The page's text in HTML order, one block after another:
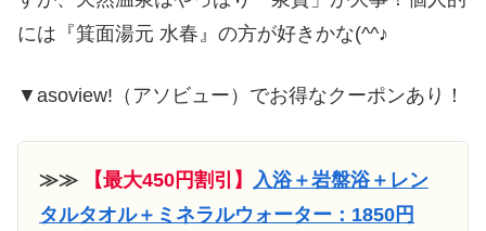
には『箕面湯元 水春』の方が好きかな(^^♪
▼asoview!（アソビュー）でお得なクーポンあり！
≫≫ 【最大450円割引】
入浴＋岩盤浴＋レン
タルタオル＋ミネラルウォーター：1850円